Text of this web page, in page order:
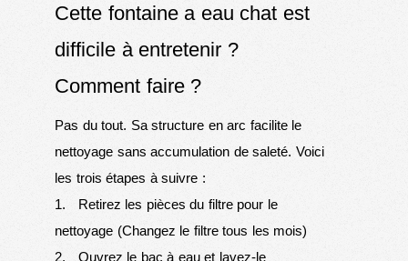
Cette fontaine a eau chat est
difficile à entretenir ?
Comment faire ?
Pas du tout. Sa structure en arc facilite le
nettoyage sans accumulation de saleté. Voici
les trois étapes à suivre :
1. Retirez les pièces du filtre pour le
nettoyage (Changez le filtre tous les mois)
2. Ouvrez le bac à eau et lavez-le